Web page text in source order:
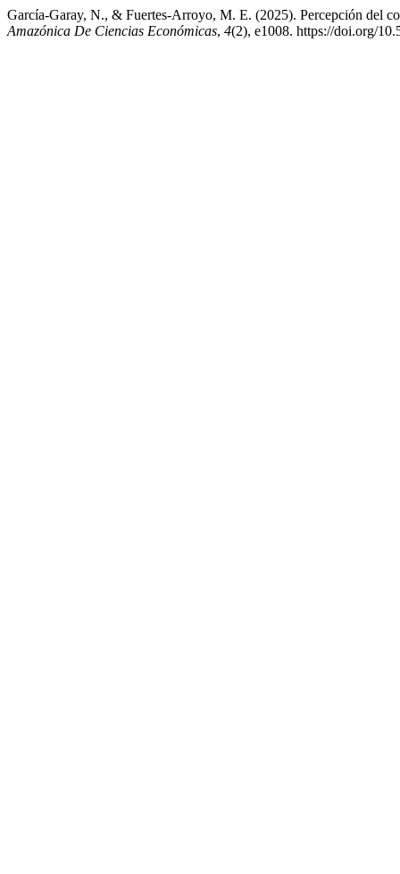
García-Garay, N., & Fuertes-Arroyo, M. E. (2025). Percepción del
Amazónica De Ciencias Económicas, 4(2), e1008. https://doi.org/